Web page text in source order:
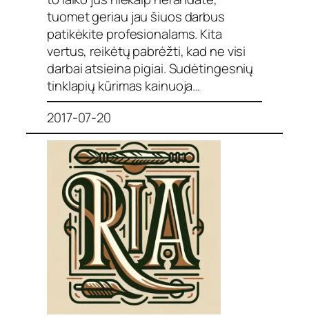
tuomet geriau jau šiuos darbus
patikėkite profesionalams. Kita
vertus, reikėtų pabrėžti, kad ne visi
darbai atsieina pigiai. Sudėtingesnių
tinklapių kūrimas kainuoja…
2017-07-20